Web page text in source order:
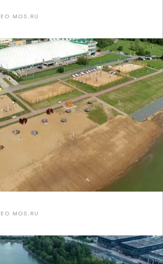
MOS.RU
MOS.RU